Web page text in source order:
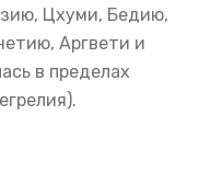
Цхуми, Бедию,
Аргвети и
в пределах